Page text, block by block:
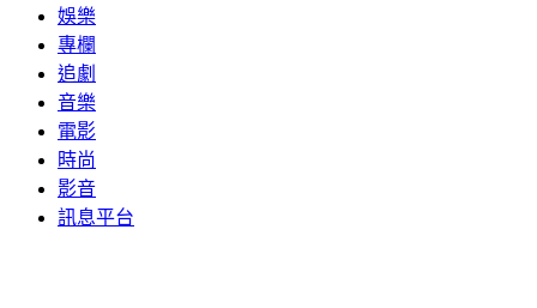
娛樂
專欄
追劇
音樂
電影
時尚
影音
訊息平台